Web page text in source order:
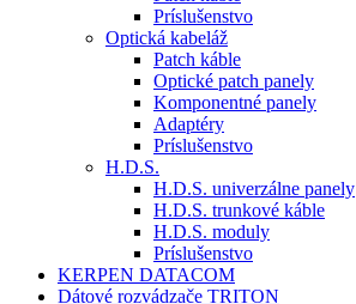
Príslušenstvo
Optická kabeláž
Patch káble
Optické patch panely
Komponentné panely
Adaptéry
Príslušenstvo
H.D.S.
H.D.S. univerzálne panely
H.D.S. trunkové káble
H.D.S. moduly
Príslušenstvo
KERPEN DATACOM
Dátové rozvádzače TRITON